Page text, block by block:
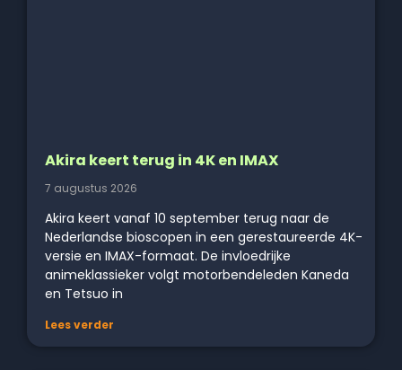
Akira keert terug in 4K en IMAX
7 augustus 2026
Akira keert vanaf 10 september terug naar de
Nederlandse bioscopen in een gerestaureerde 4K-
versie en IMAX-formaat. De invloedrijke
animeklassieker volgt motorbendeleden Kaneda
en Tetsuo in
Lees verder